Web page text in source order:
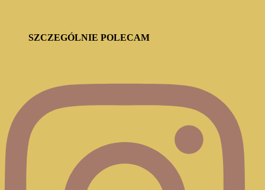
SZCZEGÓLNIE POLECAM